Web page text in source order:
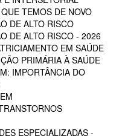
TEMOS DE NOVO
DE ALTO RISCO
DE ALTO RISCO - 2026
EM SAÚDE
PRIMÁRIA À SAÚDE
IMPORTÂNCIA DO
ESPECIALIZADAS -